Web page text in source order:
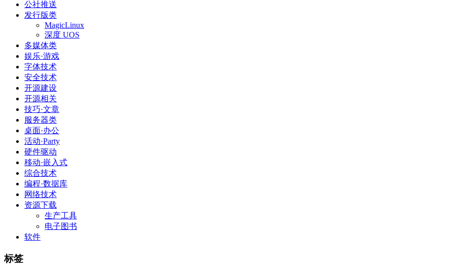
公社推送
发行版类
MagicLinux
深度 UOS
多媒体类
娱乐·游戏
字体技术
安全技术
开源建设
开源相关
技巧·文章
服务器类
桌面·办公
活动·Party
硬件驱动
移动·嵌入式
综合技术
编程·数据库
网络技术
资源下载
生产工具
电子图书
软件
标签